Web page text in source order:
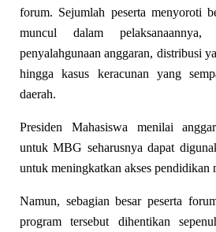
forum. Sejumlah peserta menyoroti
muncul dalam
penyalahgunaan anggaran, distribusi
hingga kasus keracunan yang
daerah.
Presiden Mahasiswa menilai
untuk MBG seharusnya dapat
untuk meningkatkan akses pendidikan
Namun, sebagian besar peserta
program tersebut dihentikan